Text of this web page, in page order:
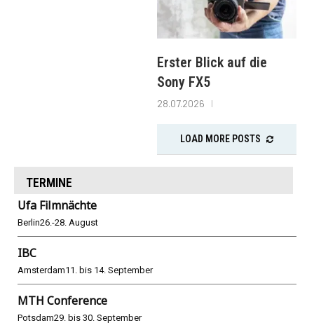
Erster Blick auf die
Sony FX5
28.07.2026
LOAD MORE POSTS
TERMINE
Ufa Filmnächte
Berlin26.-28. August
IBC
Amsterdam11. bis 14. September
MTH Conference
Potsdam29. bis 30. September